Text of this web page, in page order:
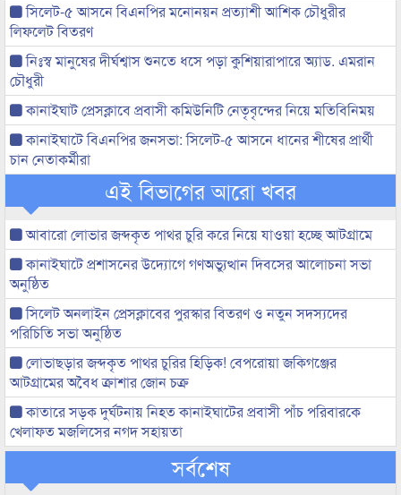
সিলেট-৫ আসনে বিএনপির মনোনয়ন প্রত্যাশী আশিক চৌধুরীর
লিফলেট বিতরণ
নিঃস্ব মানুষের দীর্ঘশ্বাস শুনতে ধসে পড়া কুশিয়ারাপারে অ্যাড. এমরান
চৌধুরী
কানাইঘাট প্রেসক্লাবে প্রবাসী কমিউনিটি নেতৃবৃন্দের নিয়ে মতিবিনিময়
কানাইঘাটে বিএনপির জনসভা: সিলেট-৫ আসনে ধানের শীষের প্রার্থী
চান নেতাকর্মীরা
এই বিভাগের আরো খবর
আবারো লোভার জব্দকৃত পাথর চুরি করে নিয়ে যাওয়া হচ্ছে আটগ্রামে
কানাইঘাটে প্রশাসনের উদ্যোগে গণঅভ্যুত্থান দিবসের আলোচনা সভা
অনুষ্ঠিত
সিলেট অনলাইন প্রেসক্লাবের পুরস্কার বিতরণ ও নতুন সদস্যদের
পরিচিতি সভা অনুষ্ঠিত
লোভাছড়ার জব্দকৃত পাথর চুরির হিড়িক! বেপরোয়া জকিগঞ্জের
আটগ্রামের অবৈধ ক্রাশার জোন চক্র
কাতারে সড়ক দুর্ঘটনায় নিহত কানাইঘাটের প্রবাসী পাঁচ পরিবারকে
খেলাফত মজলিসের নগদ সহায়তা
সর্বশেষ